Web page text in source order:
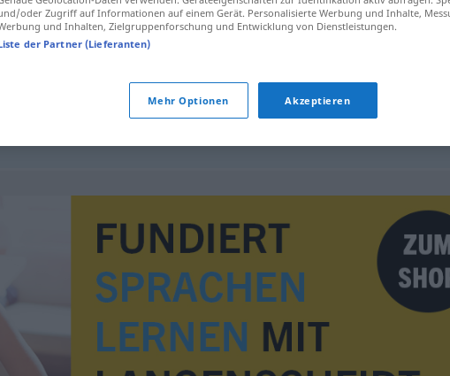
oder Zugriff auf Informationen auf einem Gerät. Personalisierte Werbung und Inhalte,
und Inhalten, Zielgruppenforschung und Entwicklung von Dienstleistungen.
der Partner (Lieferanten)
Mehr Optionen Akzeptieren